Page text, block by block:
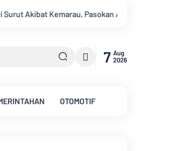
Bersih Tirta Mayang Jambi Keruh
7 Aug
2026
OTOMOTIF